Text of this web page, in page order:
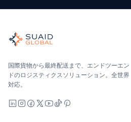
世界の海、空、陸、税関、倉庫を
海洋、空、地上 — キャリア中立で
Suaid Global はキャリア容量を販
国際貨物から最終配送まで、エンドツーエン
ドのロジスティクスソリューション。全世界
対応。
LinkedIn
Instagram
Facebook
X YouTube
TikTok